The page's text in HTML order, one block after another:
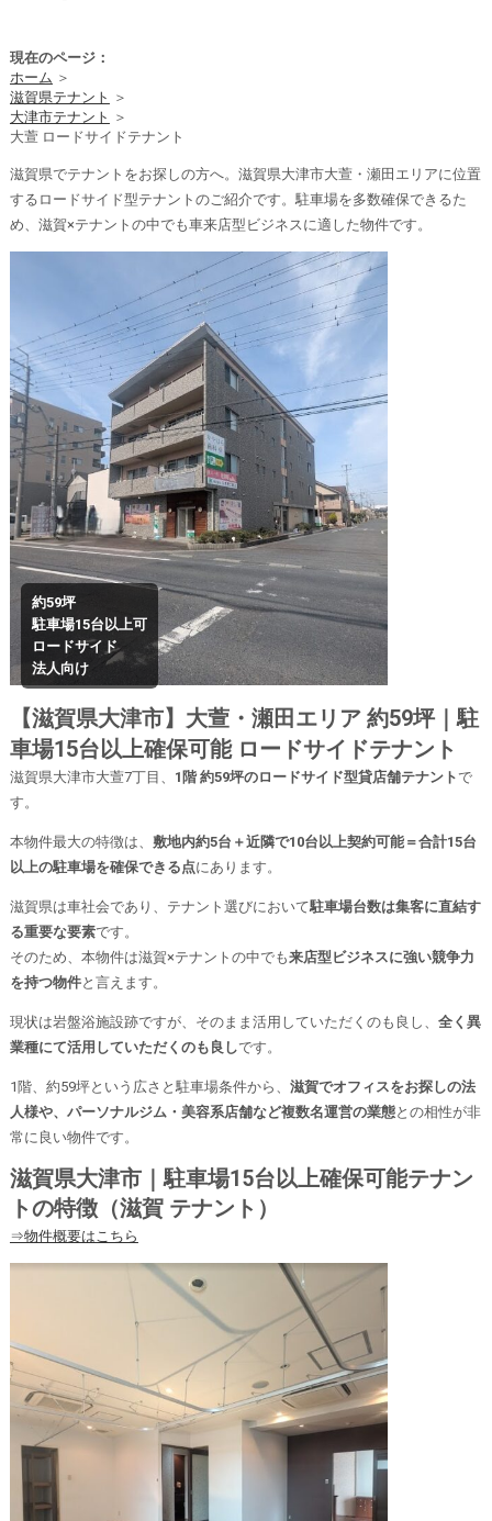
現在のページ：
ホーム ＞
滋賀県テナント ＞
大津市テナント ＞
大萱 ロードサイドテナント
滋賀県でテナントをお探しの方へ。滋賀県大津市大萱・瀬田エリアに位置
するロードサイド型テナントのご紹介です。駐車場を多数確保できるた
め、滋賀×テナントの中でも車来店型ビジネスに適した物件です。
約59坪
駐車場15台以上可
ロードサイド
法人向け
【滋賀県大津市】大萱・瀬田エリア 約59坪｜駐
車場15台以上確保可能 ロードサイドテナント
滋賀県大津市大萱7丁目、 1階 約59坪のロードサイド型貸店舗テナントで
す。
本物件最大の特徴は、 敷地内約5台＋近隣で10台以上契約可能＝合計15台
以上の駐車場を確保できる点にあります。
滋賀県は車社会であり、テナント選びにおいて駐車場台数は集客に直結す
る重要な要素です。
そのため、本物件は滋賀×テナントの中でも来店型ビジネスに強い競争力
を持つ物件と言えます。
現状は岩盤浴施設跡ですが、そのまま活用していただくのも良し、 全く異
業種にて活用していただくのも良しです。
1階、約59坪という広さと駐車場条件から、 滋賀でオフィスをお探しの法
人様や、パーソナルジム・美容系店舗など複数名運営の業態との相性が非
常に良い物件です。
滋賀県大津市｜駐車場15台以上確保可能テナン
トの特徴（滋賀 テナント）
⇒物件概要はこちら